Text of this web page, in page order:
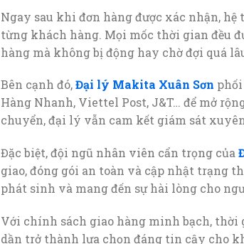
Ngay sau khi đơn hàng được xác nhận,
từng khách hàng. Mọi mốc thời gian đều
hàng mà không bị động hay chờ đợi quá
Bên cạnh đó,Đại lý Makita Xuân Sơn
Hàng Nhanh, Viettel Post, J&T… để mở
chuyển, đại lý vẫn cam kết giám sát
Đặc biệt, đội ngũ nhân viên cẩn trọng của
giao, đóng gói an toàn và cập nhật trạng
phát sinh và mang đến sự hài lòng cho
Với chính sách giao hàng minh bạch,
dần trở thành lựa chọn đáng tin cậy cho